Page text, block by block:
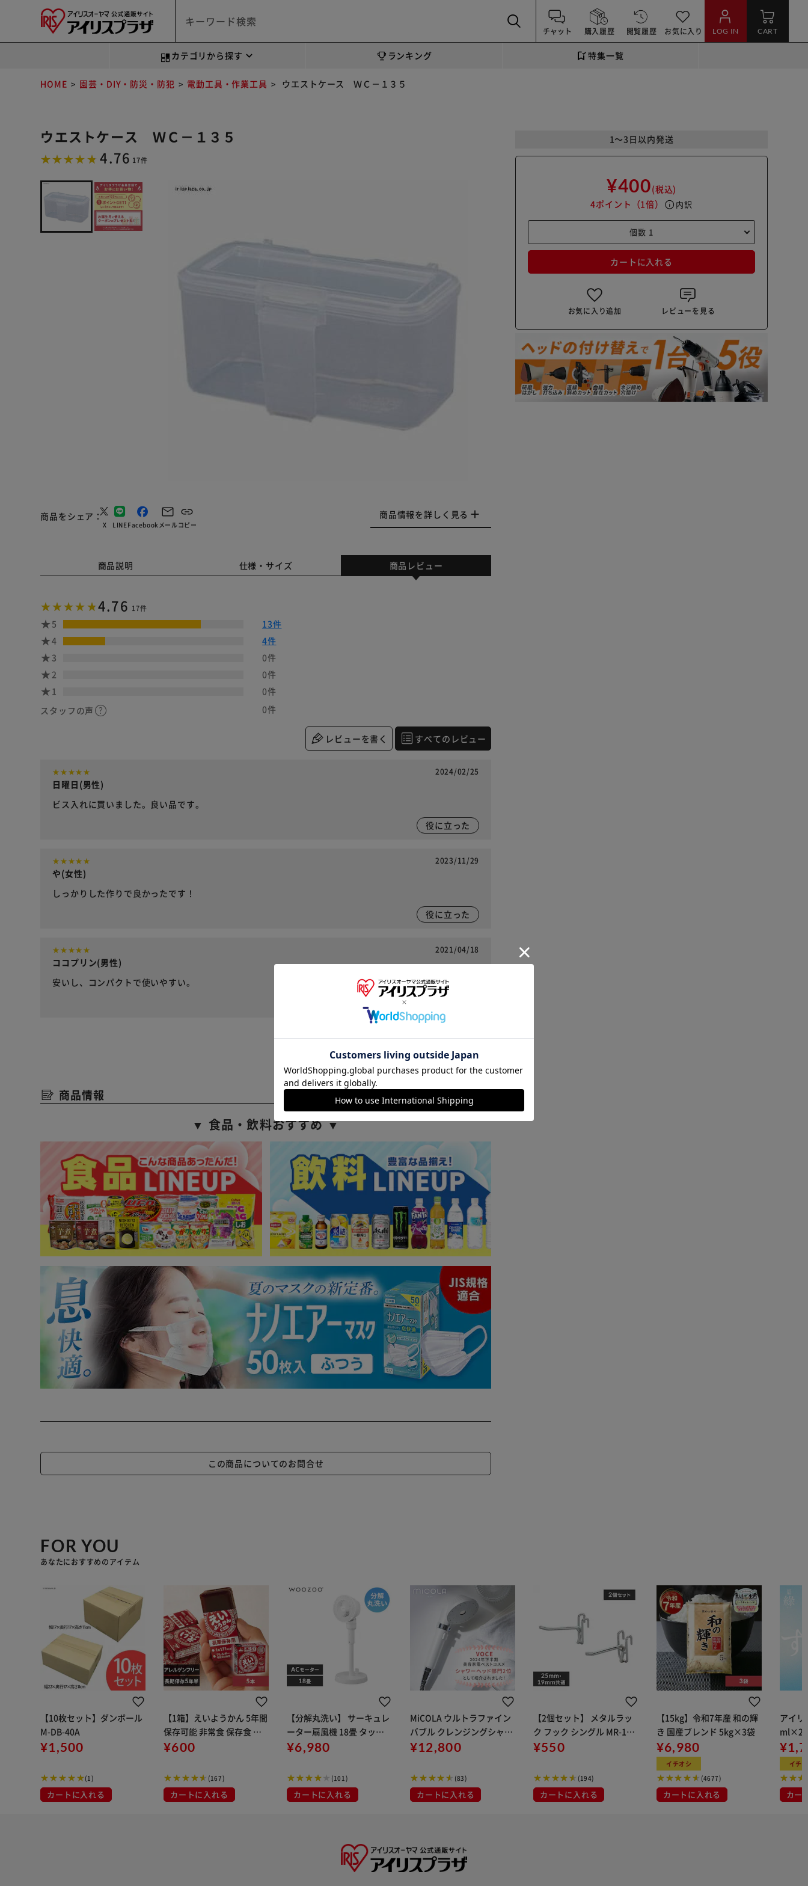
チャット 購入履歴 閲覧履歴 お気に入り LOG IN CART
カテゴリから探す ランキング 特集一覧
HOME 園芸・DIY・防災・防犯 電動工具・作業工具 ウエストケース ＷＣ－１３５
ウエストケース ＷＣ－１３５
4.76 17件
商品をシェア
X LINEFacebook メールコピー
商品情報を詳しく見る
1～3日以内発送
¥400(税込)
4ポイント （1倍） info 内訳
カートに入れる
お気に入り追加 レビューを見る
商品説明 仕様・サイズ 商品レビュー
4.76 17件
5
13件
4
4件
3
0件
2
0件
1
0件
スタッフの声
0件
レビューを書く すべてのレビュー
2024/02/25
日曜日(男性)
ビス入れに買いました。良い品です。
役に立った
2023/11/29
や(女性)
しっかりした作りで良かったです！
役に立った
2021/04/18
ココプリン(男性)
安いし、コンパクトで使いやすい。
商品情報
▼ 食品・飲料おすすめ ▼
この商品についてのお問合せ
FOR YOU
あなたにおすすめのアイテム
【10枚セット】ダンボール
M-DB-40A
¥1,500
(1)
カートに入れる
【1箱】えいようかん 5年間
保存可能 非常食 保存食 防
災食
¥600
(167)
カートに入れる
【分解丸洗い】 サーキュレ
ーター扇風機 18畳 タッチ
パネル 上下左右首振り STF
¥6,980
(101)
カートに入れる
MiCOLA ウルトラファイン
バブル クレンジングシャワ
ーヘッド シェルホワイト
¥12,800
(83)
カートに入れる
【2個セット】 メタルラッ
ク フック シングル MR-12F
(ポール直径25mm・19m
¥550
(194)
カートに入れる
【15kg】令和7年産 和の輝
き 国産ブレンド 5kg×3袋
¥6,980
イチオシ
(4677)
カートに入れる
アイリ
ml×24
用
イチ
カー
※ご確認ください